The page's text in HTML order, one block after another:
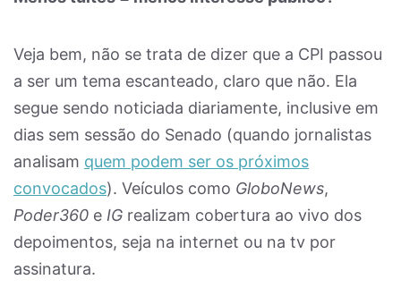
Veja bem, não se trata de dizer que a CPI passou
a ser um tema escanteado, claro que não. Ela
segue sendo noticiada diariamente, inclusive em
dias sem sessão do Senado (quando jornalistas
analisam quem podem ser os próximos
convocados). Veículos como GloboNews,
Poder360 e IG realizam cobertura ao vivo dos
depoimentos, seja na internet ou na tv por
assinatura.